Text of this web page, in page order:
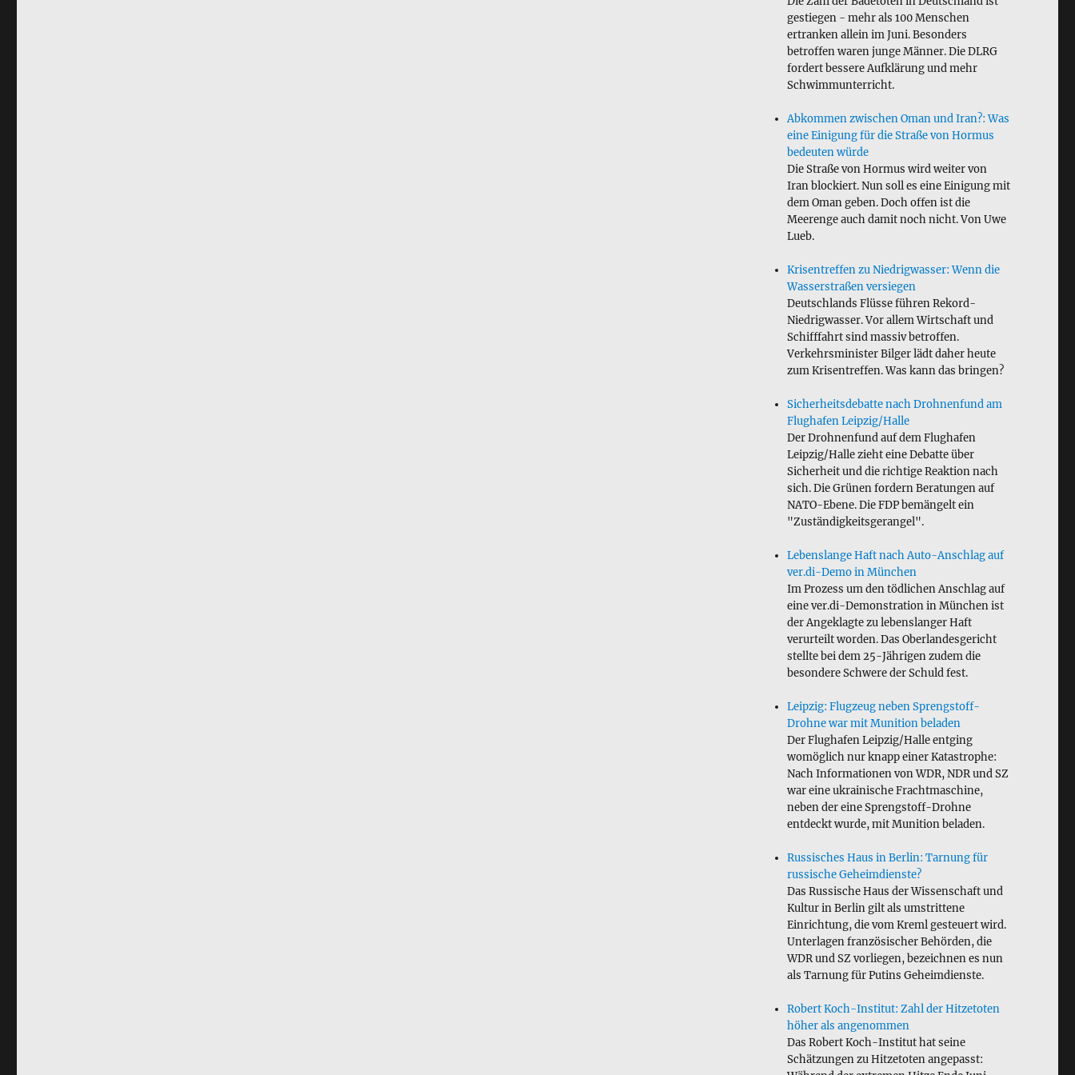
gestiegen - mehr als 100 Menschen
ertranken allein im Juni. Besonders
betroffen waren junge Männer. Die DLRG
fordert bessere Aufklärung und mehr
Schwimmunterricht.
Abkommen zwischen Oman und Iran?: Was
eine Einigung für die Straße von Hormus
bedeuten würde
Die Straße von Hormus wird weiter von
Iran blockiert. Nun soll es eine Einigung mit
dem Oman geben. Doch offen ist die
Meerenge auch damit noch nicht. Von Uwe
Lueb.
Krisentreffen zu Niedrigwasser: Wenn die
Wasserstraßen versiegen
Deutschlands Flüsse führen Rekord-
Niedrigwasser. Vor allem Wirtschaft und
Schifffahrt sind massiv betroffen.
Verkehrsminister Bilger lädt daher heute
zum Krisentreffen. Was kann das bringen?
Sicherheitsdebatte nach Drohnenfund am
Flughafen Leipzig/Halle
Der Drohnenfund auf dem Flughafen
Leipzig/Halle zieht eine Debatte über
Sicherheit und die richtige Reaktion nach
sich. Die Grünen fordern Beratungen auf
NATO-Ebene. Die FDP bemängelt ein
"Zuständigkeitsgerangel".
Lebenslange Haft nach Auto-Anschlag auf
ver.di-Demo in München
Im Prozess um den tödlichen Anschlag auf
eine ver.di-Demonstration in München ist
der Angeklagte zu lebenslanger Haft
verurteilt worden. Das Oberlandesgericht
stellte bei dem 25-Jährigen zudem die
besondere Schwere der Schuld fest.
Leipzig: Flugzeug neben Sprengstoff-
Drohne war mit Munition beladen
Der Flughafen Leipzig/Halle entging
womöglich nur knapp einer Katastrophe:
Nach Informationen von WDR, NDR und SZ
war eine ukrainische Frachtmaschine,
neben der eine Sprengstoff-Drohne
entdeckt wurde, mit Munition beladen.
Russisches Haus in Berlin: Tarnung für
russische Geheimdienste?
Das Russische Haus der Wissenschaft und
Kultur in Berlin gilt als umstrittene
Einrichtung, die vom Kreml gesteuert wird.
Unterlagen französischer Behörden, die
WDR und SZ vorliegen, bezeichnen es nun
als Tarnung für Putins Geheimdienste.
Robert Koch-Institut: Zahl der Hitzetoten
höher als angenommen
Das Robert Koch-Institut hat seine
Schätzungen zu Hitzetoten angepasst: